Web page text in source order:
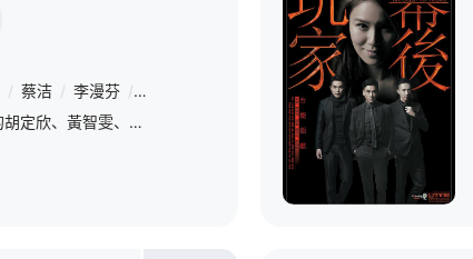
/ 蔡洁 / 李漫芬 / 石修 林韦辰 / 古天祥 / 冯素波
《廉政狙擊》故事講劇中的胡定欣、黃智雯、黃宗澤、吳卓羲、王浩信在小時候本來是住在同一幢唐樓的朋友，可是因為唐樓倒塌，眾人由此失散，在10多年後再相遇。